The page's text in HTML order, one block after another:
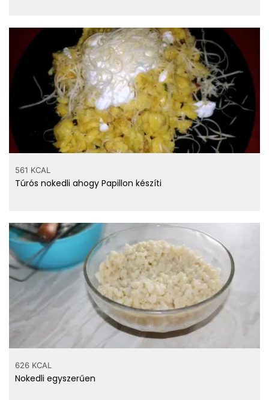
561 KCAL
Túrós nokedli ahogy Papillon készíti
626 KCAL
Nokedli egyszerűen